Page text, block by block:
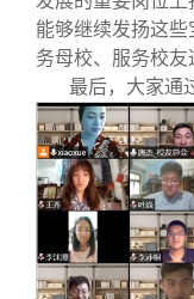
能够继续发扬这
务母校、服务校友
最后，大家通